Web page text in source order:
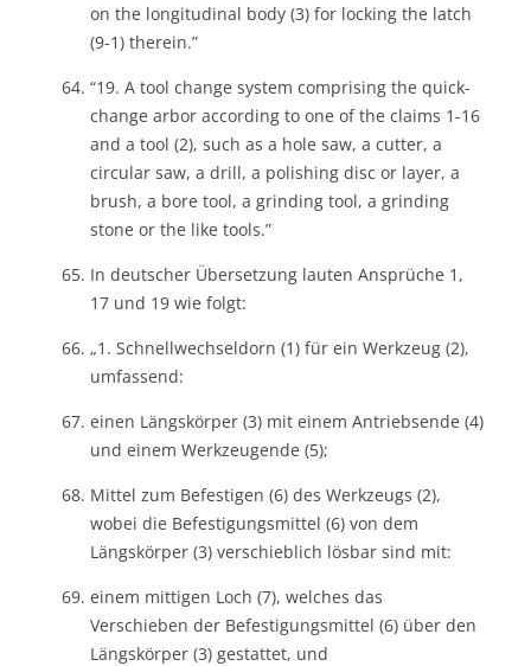
on the longitudinal body (3) for locking the latch
(9-1) therein.”
“19. A tool change system comprising the quick-
change arbor according to one of the claims 1-16
and a tool (2), such as a hole saw, a cutter, a
circular saw, a drill, a polishing disc or layer, a
brush, a bore tool, a grinding tool, a grinding
stone or the like tools.”
In deutscher Übersetzung lauten Ansprüche 1,
17 und 19 wie folgt:
„1. Schnellwechseldorn (1) für ein Werkzeug (2),
umfassend:
einen Längskörper (3) mit einem Antriebsende (4)
und einem Werkzeugende (5);
Mittel zum Befestigen (6) des Werkzeugs (2),
wobei die Befestigungsmittel (6) von dem
Längskörper (3) verschieblich lösbar sind mit:
einem mittigen Loch (7), welches das
Verschieben der Befestigungsmittel (6) über den
Längskörper (3) gestattet, und